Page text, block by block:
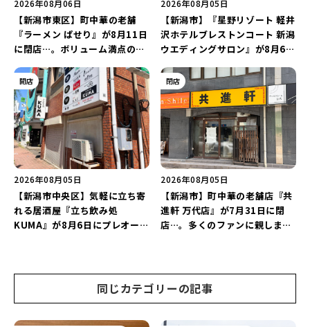
2026年08月06日
【新潟市東区】町中華の老舗
『ラーメン ぱせり』が8月11日
に閉店…。ボリューム満点の名
2026年08月05日
【新潟市】『星野リゾート 軽井
沢ホテルブレストンコート 新潟
ウエディングサロン』が8月6日
グを万代で相談しよう♪
開店
2026年08月05日
【新潟市中央区】気軽に立ち寄
れる居酒屋『立ち飲み処
KUMA』が8月6日にプレオープ
閉店
2026年08月05日
【新潟市】町中華の老舗店『共
進軒 万代店』が7月31日に閉
店…。多くのファンに親しまれ
同じカテゴリーの記事